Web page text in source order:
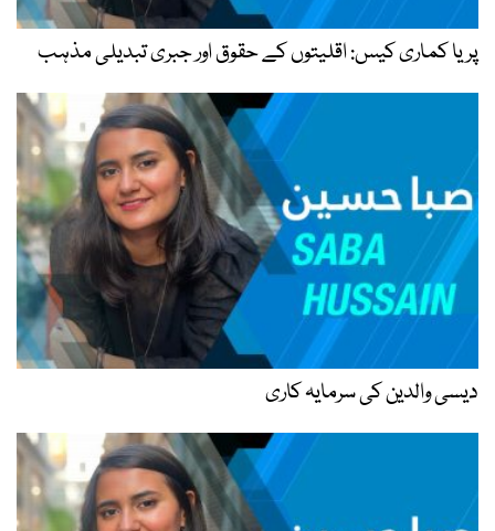
پریا کماری کیس: اقلیتوں کے حقوق اور جبری تبدیلی مذہب
دیسی والدین کی سرمایہ کاری